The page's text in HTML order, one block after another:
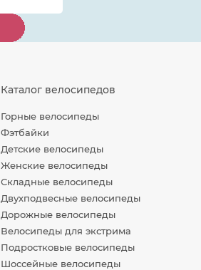
Каталог велосипедов
Горные велосипеды
Фэтбайки
Детские велосипеды
Женские велосипеды
Складные велосипеды
Двухподвесные велосипеды
Дорожные велосипеды
Велосипеды для экстрима
Подростковые велосипеды
Шоссейные велосипеды